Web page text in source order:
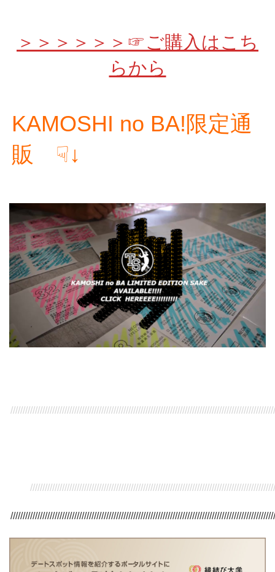
＞＞＞＞＞＞☞ご購入はこち
らから
KAMOSHI no BA!限定通
販 ☟↓